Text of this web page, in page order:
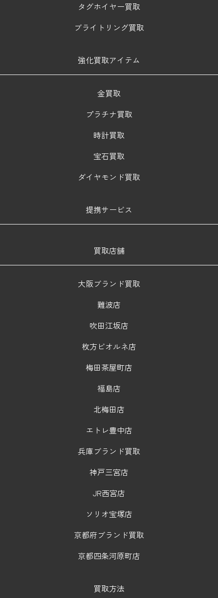
タグホイヤー買取
ブライトリング買取
強化買取アイテム
金買取
プラチナ買取
時計買取
宝石買取
ダイヤモンド買取
提携サービス
買取店舗
大阪ブランド買取
難波店
吹田江坂店
枚方ビオルネ店
梅田茶屋町店
福島店
北梅田店
エトレ豊中店
兵庫ブランド買取
神戸三宮店
JR西宮店
ソリオ宝塚店
京都府ブランド買取
京都四条河原町店
買取方法